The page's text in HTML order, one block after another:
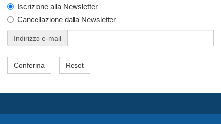
Iscrizione alla Newsletter
Cancellazione dalla Newsletter
Indirizzo e-mail